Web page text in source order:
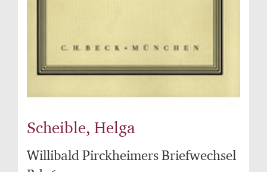
Scheible, Helga
Willibald Pirckheimers Briefwechsel